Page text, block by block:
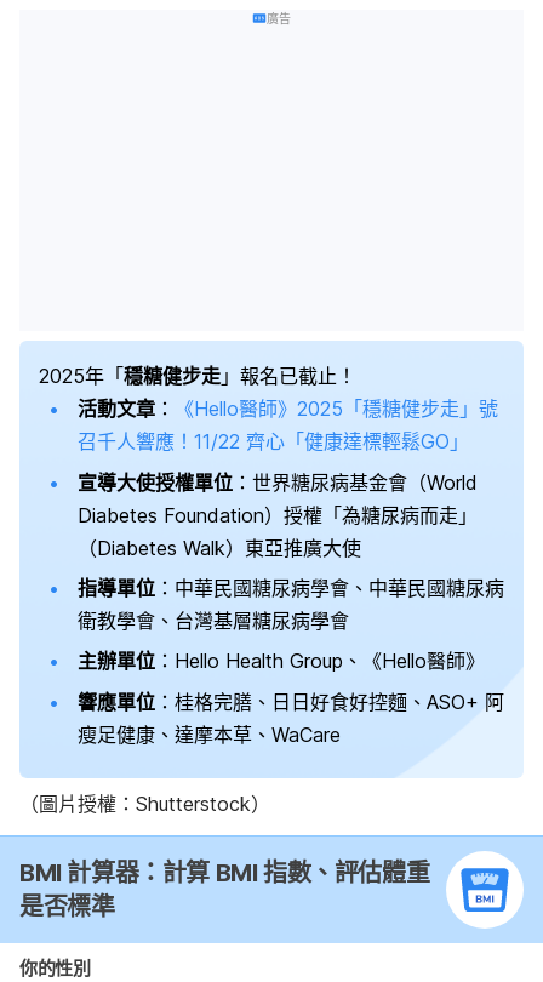
廣告
2025年「穩糖健步走」報名已截止！
活動文章 ：
《Hello醫師》2025「穩糖健步走」號
召千人響應！11/22 齊心「健康達標輕鬆GO」
宣導大使授權單位 ：世界糖尿病基金會（World
Diabetes Foundation）授權「為糖尿病而走」
（Diabetes Walk）東亞推廣大使
指導單位 ：中華民國糖尿病學會、中華民國糖尿病
衛教學會、台灣基層糖尿病學會
主辦單位 ：Hello Health Group、《Hello醫師》
響應單位 ：桂格完膳、日日好食好控麵、ASO+ 阿
瘦足健康、達摩本草、WaCare
（圖片授權：Shutterstock）
BMI 計算器：計算 BMI 指數、評估體重
是否標準
你的性別